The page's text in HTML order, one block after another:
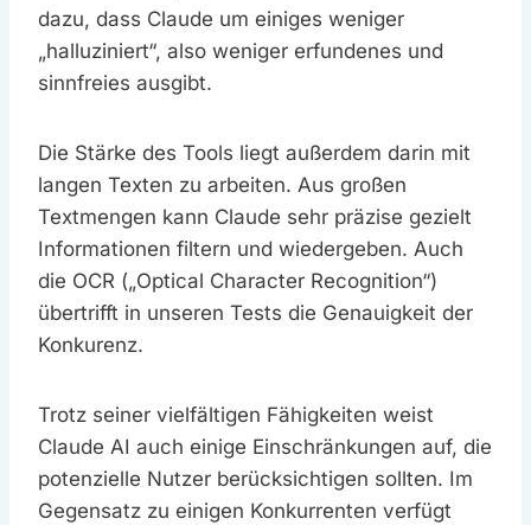
dazu, dass Claude um einiges weniger
„halluziniert“, also weniger erfundenes und
sinnfreies ausgibt.
Die Stärke des Tools liegt außerdem darin mit
langen Texten zu arbeiten. Aus großen
Textmengen kann Claude sehr präzise gezielt
Informationen filtern und wiedergeben. Auch
die OCR („Optical Character Recognition“)
übertrifft in unseren Tests die Genauigkeit der
Konkurenz.
Trotz seiner vielfältigen Fähigkeiten weist
Claude AI auch einige Einschränkungen auf, die
potenzielle Nutzer berücksichtigen sollten. Im
Gegensatz zu einigen Konkurrenten verfügt